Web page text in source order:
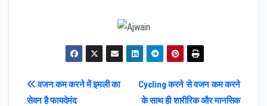
Post
Cycling करने से वजन कम करने
के साथ ही शारीरिक और मानसिक
वजन कम करने में इमली का
सेवन है फायदेमंद